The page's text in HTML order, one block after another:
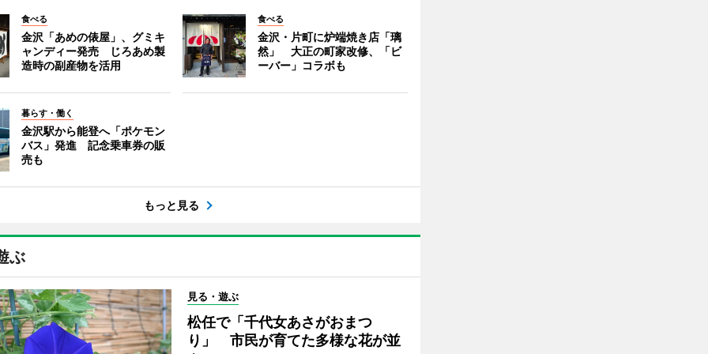
食べる
金沢「あめの俵屋」、グミキ
ャンディー発売 じろあめ製
造時の副産物を活用
食べる
金沢・片町に炉端焼き店「璃
然」 大正の町家改修、「ビ
ーバー」コラボも
暮らす・働く
金沢駅から能登へ「ポケモン
バス」発進 記念乗車券の販
売も
もっと見る
ぶ
見る・遊ぶ
松任で「千代女あさがおまつ
り」 市民が育てた多様な花が並